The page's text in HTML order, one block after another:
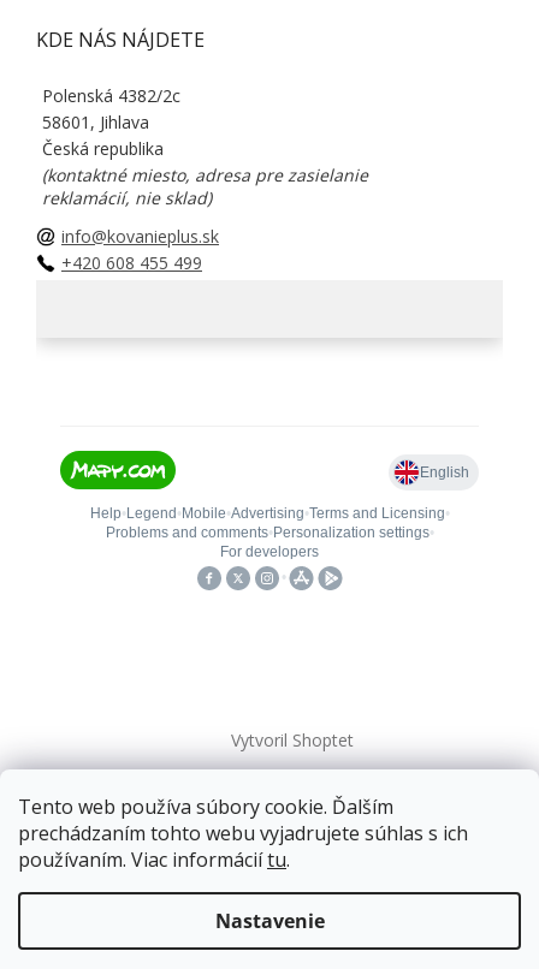
Tento web používa súbory cookie. Ďalším
prechádzaním tohto webu vyjadrujete súhlas s ich
používaním. Viac informáciítu.
Nastavenie
Doprava zadarmopre balíkové zásielky v hodnote
nad120 EUR*.
KDE NÁS NÁJDETE
Polenská 4382/2c
58601, Jihlava
Česká republika
(kontaktné miesto, adresa pre zasielanie
reklamácií, nie sklad)
info@kovanieplus.sk
+420 608 455 499
Vytvoril Shoptet
Copyright 2026kovanieplus. Všetky práva vyhradené.